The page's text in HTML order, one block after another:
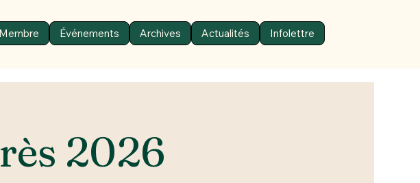
Événements Archives Actualités Infolettre
2026